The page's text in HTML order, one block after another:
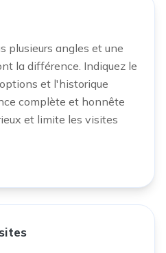
plusieurs angles et une
la différence. Indiquez le
et l'historique
complète et honnête
et limite les visites